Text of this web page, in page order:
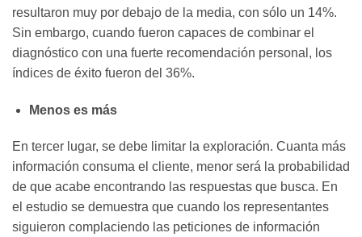
resultaron muy por debajo de la media, con sólo un 14%.
Sin embargo, cuando fueron capaces de combinar el
diagnóstico con una fuerte recomendación personal, los
índices de éxito fueron del 36%.
Menos es más
En tercer lugar, se debe limitar la exploración. Cuanta más
información consuma el cliente, menor será la probabilidad
de que acabe encontrando las respuestas que busca. En
el estudio se demuestra que cuando los representantes
siguieron complaciendo las peticiones de información